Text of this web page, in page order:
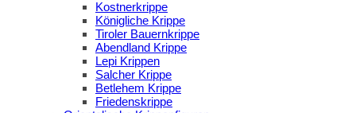
Kostnerkrippe
Königliche Krippe
Tiroler Bauernkrippe
Abendland Krippe
Lepi Krippen
Salcher Krippe
Betlehem Krippe
Friedenskrippe